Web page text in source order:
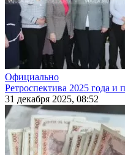
Официально
Ретроспектива 2025 года и
31 декабря 2025, 08:52